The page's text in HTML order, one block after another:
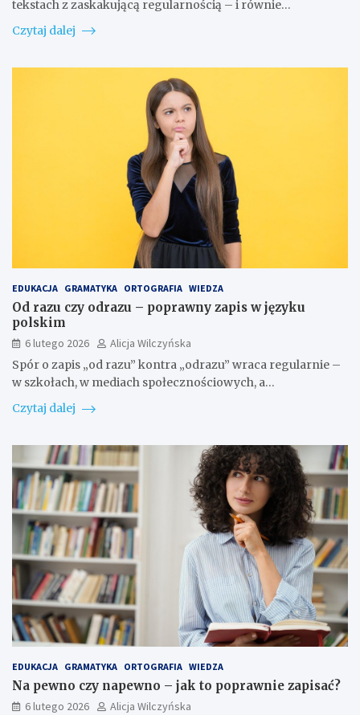
tekstach z zaskakującą regularnością – i równie…
Czytaj dalej
EDUKACJA GRAMATYKA ORTOGRAFIA WIEDZA
Od razu czy odrazu – poprawny zapis w języku
polskim
6 lutego 2026
Alicja Wilczyńska
Spór o zapis „od razu” kontra „odrazu” wraca regularnie –
w szkołach, w mediach społecznościowych, a…
Czytaj dalej
EDUKACJA GRAMATYKA ORTOGRAFIA WIEDZA
Na pewno czy napewno – jak to poprawnie zapisać?
6 lutego 2026
Alicja Wilczyńska